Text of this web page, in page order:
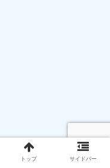
トップ サイドバー